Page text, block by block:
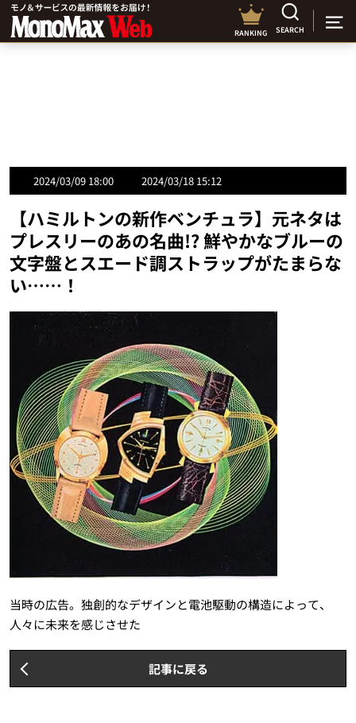
RANKING SEARCH
2024/03/09 18:00 2024/03/18 15:12
【ハミルトンの新作ベンチュラ】元ネタは
プレスリーのあの名曲!? 鮮やかなブルーの
文字盤とスエード調ストラップがたまらな
い……！
当時の広告。独創的なデザインと電池駆動の構造によって、
人々に未来を感じさせた
記事に戻る